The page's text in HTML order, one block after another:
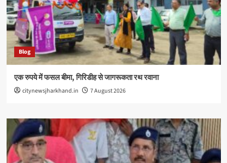
Blog
एक रुपये में फसल बीमा, गिरिडीह से जागरूकता रथ रवाना
citynewsjharkhand.in 7 August 2026